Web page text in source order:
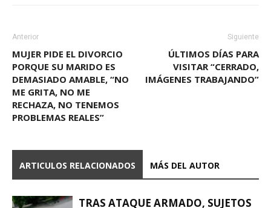
Anterior
MUJER PIDE EL DIVORCIO
PORQUE SU MARIDO ES
DEMASIADO AMABLE, “NO
ME GRITA, NO ME
RECHAZA, NO TENEMOS
PROBLEMAS REALES”
Siguiente
ÚLTIMOS DÍAS PARA
VISITAR “CERRADO,
IMÁGENES TRABAJANDO”
ARTICULOS RELACIONADOS MÁS DEL AUTOR
TRAS ATAQUE ARMADO, SUJETOS